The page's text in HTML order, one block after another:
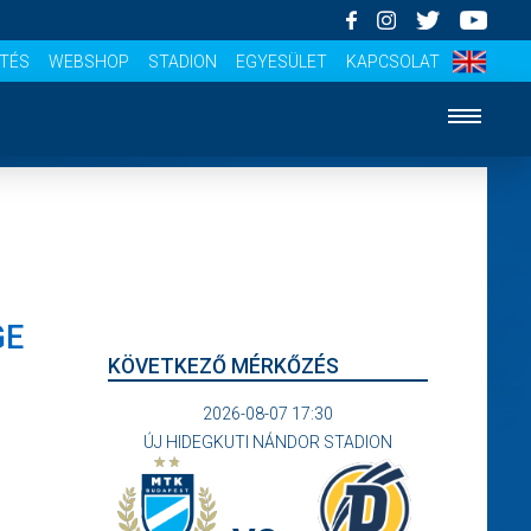
WEBSHOP STADION EGYESÜLET KAPCSOLAT
KÖVETKEZŐ MÉRKŐZÉS
2026-08-07 17:30
ÚJ HIDEGKUTI NÁNDOR STADION